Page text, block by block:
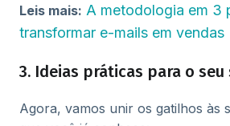
Leis mais: A metodologia em 3
transformar e-mails em vendas
3. Ideias práticas para o
Agora, vamos unir os gatilhos às